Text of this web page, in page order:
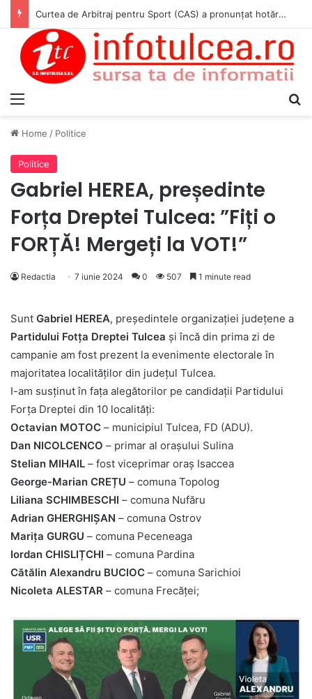
Curtea de Arbitraj pentru Sport (CAS) a pronunțat hotărârea în cauza WADA v. ANAD & Matei Cosmin Gabriel
Home / Politice
Politice
Gabriel HEREA, președinte
Forța Dreptei Tulcea: ”Fiți o
FORȚĂ! Mergeți la VOT!”
Redactia 7 iunie 2024 0 507 1 minute read
Sunt Gabriel HEREA, președintele organizației județene a
Partidului Fotța Dreptei Tulcea și încă din prima zi de
campanie am fost prezent la evenimente electorale în
majoritatea localităților din județul Tulcea.
I-am susținut în fața alegătorilor pe candidații Partidului
Forța Dreptei din 10 localități:
Octavian MOTOC – municipiul Tulcea, FD (ADU).
Dan NICOLCENCO – primar al orașului Sulina
Stelian MIHAIL – fost viceprimar oraș Isaccea
George-Marian CREȚU – comuna Topolog
Liliana SCHIMBESCHI – comuna Nufăru
Adrian GHERGHIȘAN – comuna Ostrov
Marița GURGU – comuna Peceneaga
Iordan CHISLIȚCHI – comuna Pardina
Cătălin Alexandru BUCIOC – comuna Sarichioi
Nicoleta ALESTAR – comuna Frecăței;